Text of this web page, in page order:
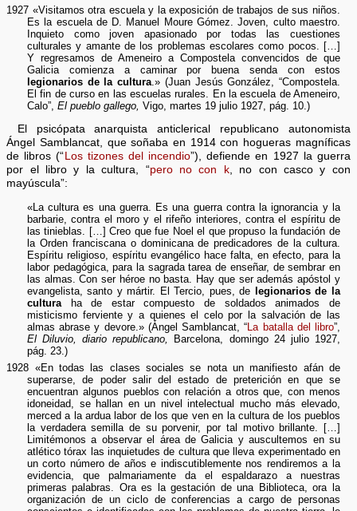
1927 «Visitamos otra escuela y la exposición de trabajos de sus niños.
Es la escuela de D. Manuel Moure Gómez. Joven, culto maestro.
Inquieto como joven apasionado por todas las cuestiones
culturales y amante de los problemas escolares como pocos. […]
Y regresamos de Ameneiro a Compostela convencidos de que
Galicia comienza a caminar por buena senda con estos
legionarios de la cultura .» (Juan Jesús González, “Compostela.
El fin de curso en las escuelas rurales. En la escuela de Ameneiro,
Calo”, El pueblo gallego, Vigo, martes 19 julio 1927, pág. 10.)
El psicópata anarquista anticlerical republicano autonomista
Ángel Samblancat, que soñaba en 1914 con hogueras magníficas
de libros (“ Los tizones del incendio”), defiende en 1927 la guerra
por el libro y la cultura, “pero no con k, no con casco y con
mayúscula”:
«La cultura es una guerra. Es una guerra contra la ignorancia y la
barbarie, contra el moro y el rifeño interiores, contra el espíritu de
las tinieblas. […] Creo que fue Noel el que propuso la fundación de
la Orden franciscana o dominicana de predicadores de la cultura.
Espíritu religioso, espíritu evangélico hace falta, en efecto, para la
labor pedagógica, para la sagrada tarea de enseñar, de sembrar en
las almas. Con ser héroe no basta. Hay que ser además apóstol y
evangelista, santo y mártir. El Tercio, pues, de
legionarios de la
culturaha de estar compuesto de soldados animados de
misticismo ferviente y a quienes el celo por la salvación de las
almas abrase y devore.» (Ángel Samblancat, “ La batalla del libro”,
El Diluvio, diario republicano,
Barcelona, domingo 24 julio 1927,
pág. 23.)
1928 «En todas las clases sociales se nota un manifiesto afán de
superarse, de poder salir del estado de preterición en que se
encuentran algunos pueblos con relación a otros que, con menos
idoneidad, se hallan en un nivel intelectual mucho más elevado,
merced a la ardua labor de los que ven en la cultura de los pueblos
la verdadera semilla de su porvenir, por tal motivo brillante. […]
Limitémonos a observar el área de Galicia y auscultemos en su
atlético tórax las inquietudes de cultura que lleva experimentado en
un corto número de años e indiscutiblemente nos rendiremos a la
evidencia, que palmariamente da el espaldarazo a nuestras
primeras palabras. Ora es la gestación de una Biblioteca, ora la
organización de un ciclo de conferencias a cargo de personas